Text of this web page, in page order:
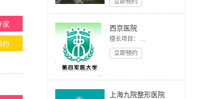
家
约
立即预约
西京医院
擅长项目： ...
立即预约
上海九院整形医院